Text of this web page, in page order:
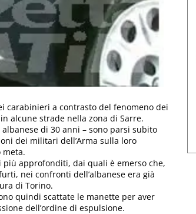
a contrasto del fenomeno dei
alcune strade nella zona di Sarre.
di 30 anni – sono parsi subito
dei militari dell’Arma sulla loro
meta.
approfonditi, dai quali è emerso che,
nei confronti dell’albanese era già
di Torino.
quindi scattate le manette per aver
dell’ordine di espulsione.